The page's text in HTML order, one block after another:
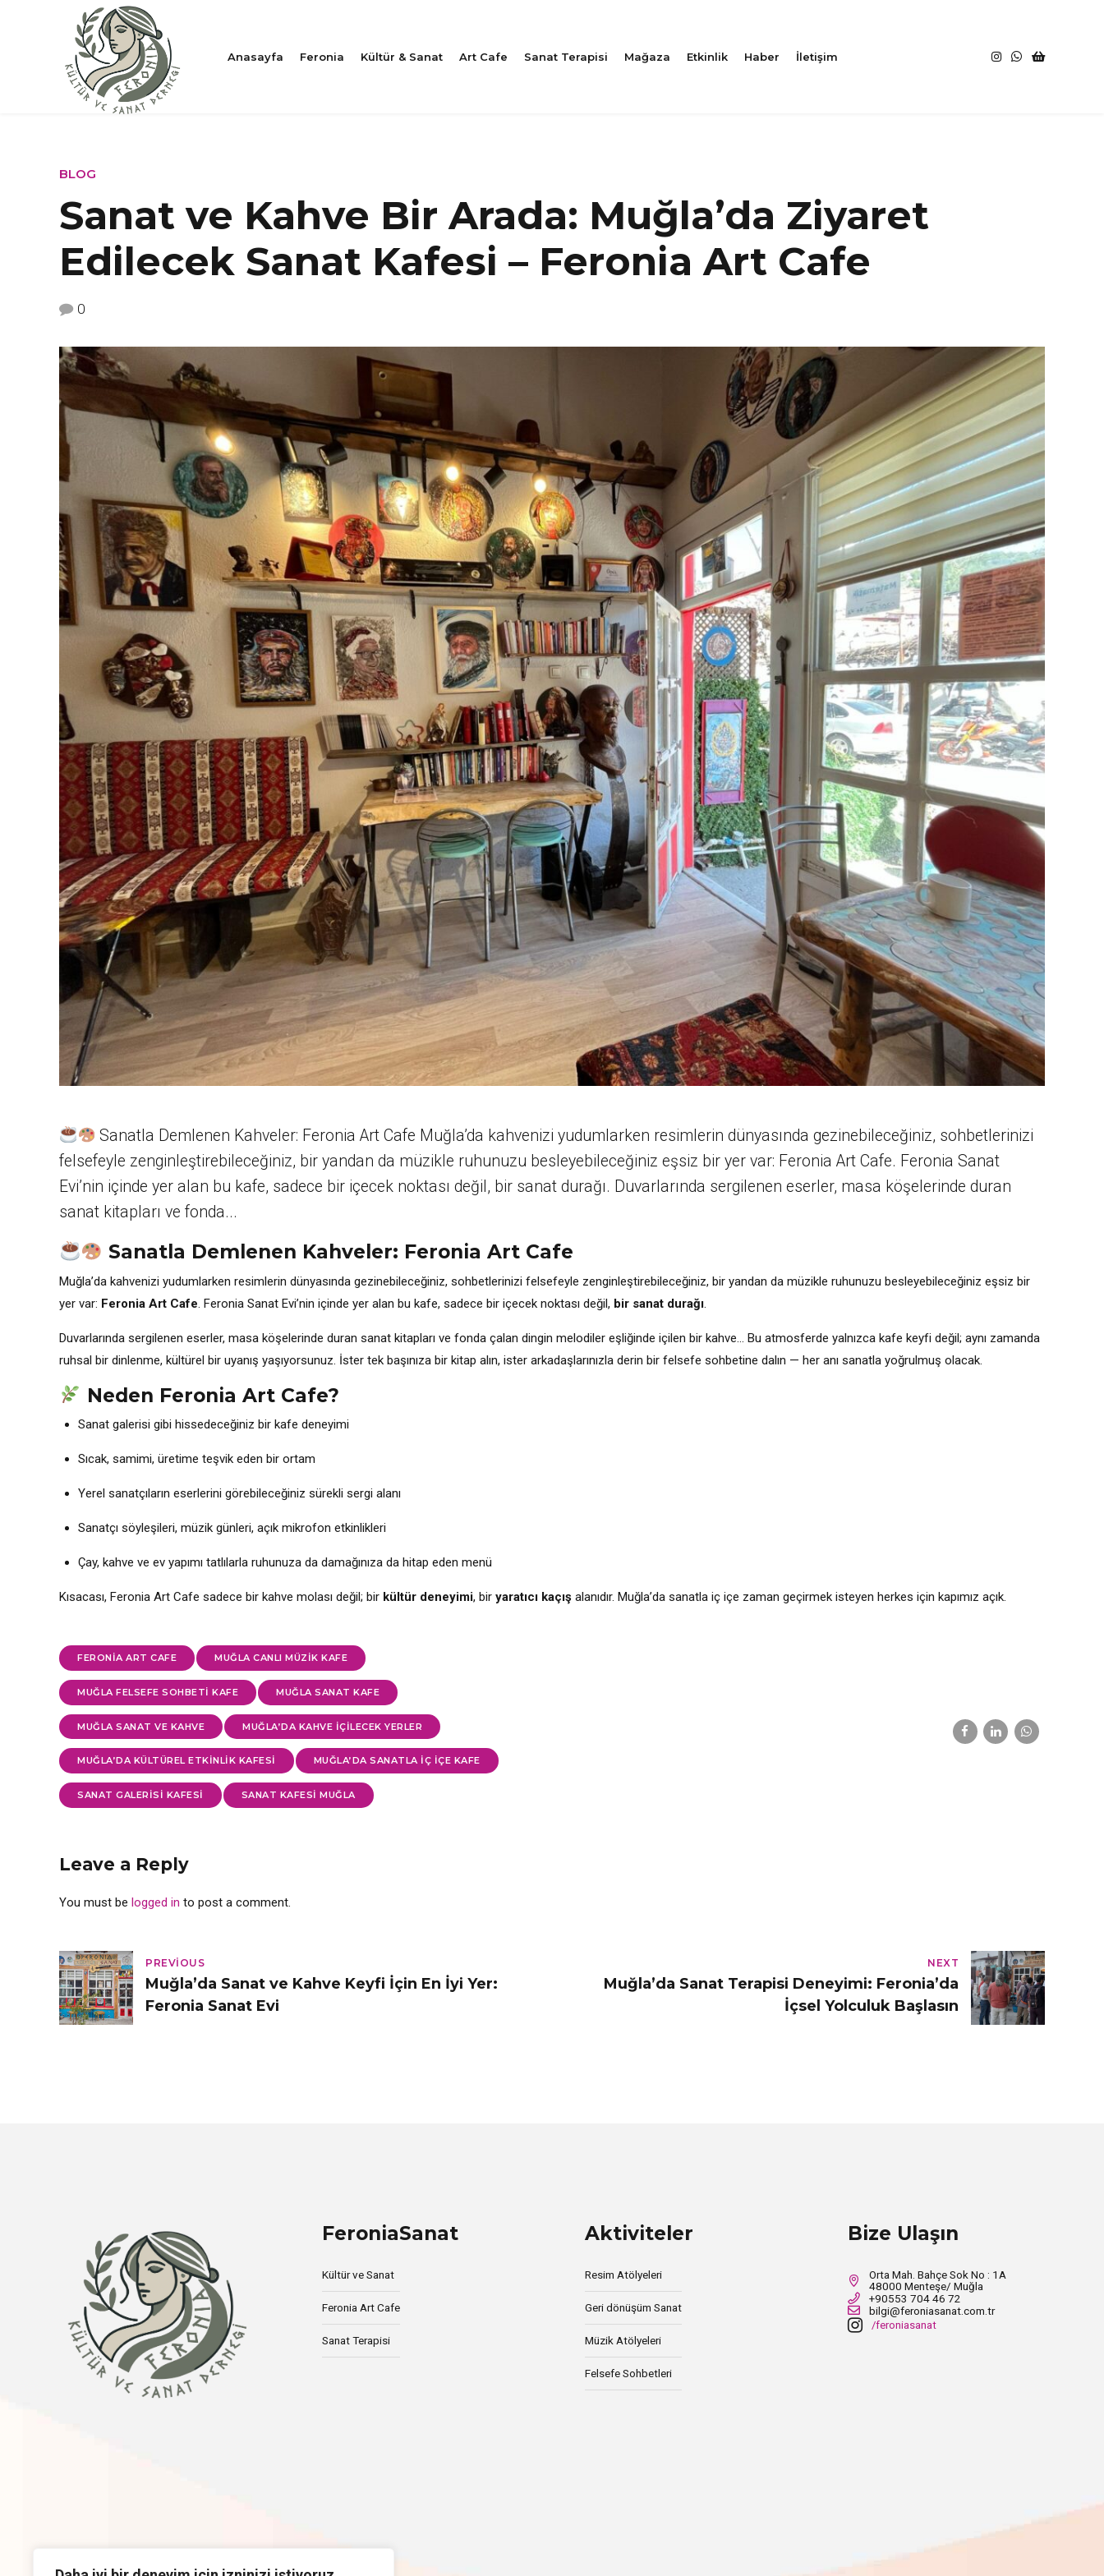
Anasayfa Feronia Kültür & Sanat Art Cafe Sanat Terapisi Mağaza Etkinlik Haber İletişim
BLOG
Sanat ve Kahve Bir Arada: Muğla’da Ziyaret
Edilecek Sanat Kafesi – Feronia Art Cafe
0
Sanatla Demlenen Kahveler: Feronia Art Cafe Muğla’da kahvenizi yudumlarken resimlerin dünyasında gezinebileceğiniz, sohbetlerinizi
felsefeyle zenginleştirebileceğiniz, bir yandan da müzikle ruhunuzu besleyebileceğiniz eşsiz bir yer var: Feronia Art Cafe. Feronia Sanat
Evi’nin içinde yer alan bu kafe, sadece bir içecek noktası değil, bir sanat durağı. Duvarlarında sergilenen eserler, masa köşelerinde duran
sanat kitapları ve fonda...
Sanatla Demlenen Kahveler: Feronia Art Cafe
Muğla’da kahvenizi yudumlarken resimlerin dünyasında gezinebileceğiniz, sohbetlerinizi felsefeyle zenginleştirebileceğiniz, bir yandan da müzikle ruhunuzu besleyebileceğiniz eşsiz bir
yer var: Feronia Art Cafe . Feronia Sanat Evi’nin içinde yer alan bu kafe, sadece bir içecek noktası değil, bir sanat durağı
Duvarlarında sergilenen eserler, masa köşelerinde duran sanat kitapları ve fonda çalan dingin melodiler eşliğinde içilen bir kahve… Bu atmosferde yalnızca kafe keyfi değil; aynı zamanda
ruhsal bir dinlenme, kültürel bir uyanış yaşıyorsunuz. İster tek başınıza bir kitap alın, ister arkadaşlarınızla derin bir felsefe sohbetine dalın — her anı sanatla yoğrulmuş olacak.
Neden Feronia Art Cafe?
Sanat galerisi gibi hissedeceğiniz bir kafe deneyimi
Sıcak, samimi, üretime teşvik eden bir ortam
Yerel sanatçıların eserlerini görebileceğiniz sürekli sergi alanı
Sanatçı söyleşileri, müzik günleri, açık mikrofon etkinlikleri
Çay, kahve ve ev yapımı tatlılarla ruhunuza da damağınıza da hitap eden menü
Kısacası, Feronia Art Cafe sadece bir kahve molası değil; bir kültür deneyimi, bir yaratıcı kaçış alanıdır. Muğla’da sanatla iç içe zaman geçirmek isteyen herkes için kapımız açık.
FERONIA ART CAFE MUĞLA CANLI MÜZIK KAFE
MUĞLA FELSEFE SOHBETI KAFE MUĞLA SANAT KAFE
MUĞLA SANAT VE KAHVE MUĞLA’DA KAHVE IÇILECEK YERLER
MUĞLA’DA KÜLTÜREL ETKINLIK KAFESI MUĞLA’DA SANATLA IÇ IÇE KAFE
SANAT GALERISI KAFESI SANAT KAFESI MUĞLA
Leave a Reply
You must be logged in to post a comment.
PREVIOUS
Muğla’da Sanat ve Kahve Keyfi İçin En İyi Yer:
Feronia Sanat Evi
NEXT
Muğla’da Sanat Terapisi Deneyimi: Feronia’da
İçsel Yolculuk Başlasın
FeroniaSanat
Kültür ve Sanat
Feronia Art Cafe
Sanat Terapisi
Aktiviteler
Resim Atölyeleri
Geri dönüşüm Sanat
Müzik Atölyeleri
Felsefe Sohbetleri
Bize Ulaşın
Orta Mah. Bahçe Sok No : 1A
48000 Menteşe/ Muğla
+90553 704 46 72
bilgi@feroniasanat.com.tr
/feroniasanat